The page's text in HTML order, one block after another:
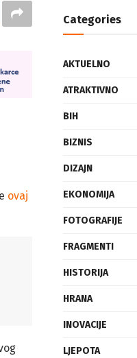
ovaj
Categories
AKTUELNO
ATRAKTIVNO
BIH
BIZNIS
DIZAJN
EKONOMIJA
FOTOGRAFIJE
FRAGMENTI
HISTORIJA
HRANA
INOVACIJE
LJEPOTA